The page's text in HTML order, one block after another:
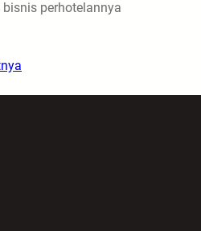
perhotelannya